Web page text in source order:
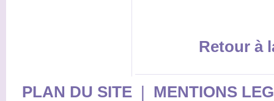
Retour à
PLAN DU SITE| MENTIONS